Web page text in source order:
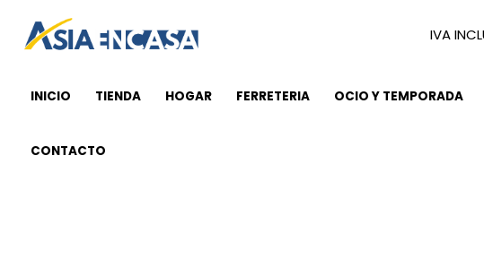
IVA
INICIO TIENDA HOGAR FERRETERIA OCIO Y TEMPORADA
CONTACTO